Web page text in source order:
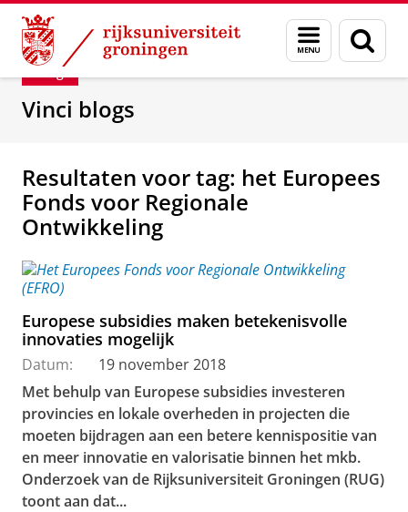
Skip
Content
Skip
Navigation
Menu
en
zoeken
Department of Innovation Management &
Blog
Vinci blogs
Resultaten voor tag: het Europees
Fonds voor Regionale
Ontwikkeling
Europese subsidies maken betekenisvolle
innovaties mogelijk
Datum:
19 november 2018
Met behulp van Europese subsidies investeren
provincies en lokale overheden in projecten die
moeten bijdragen aan een betere kennispositie van
en meer innovatie en valorisatie binnen het mkb.
Onderzoek van de Rijksuniversiteit Groningen (RUG)
toont aan dat...